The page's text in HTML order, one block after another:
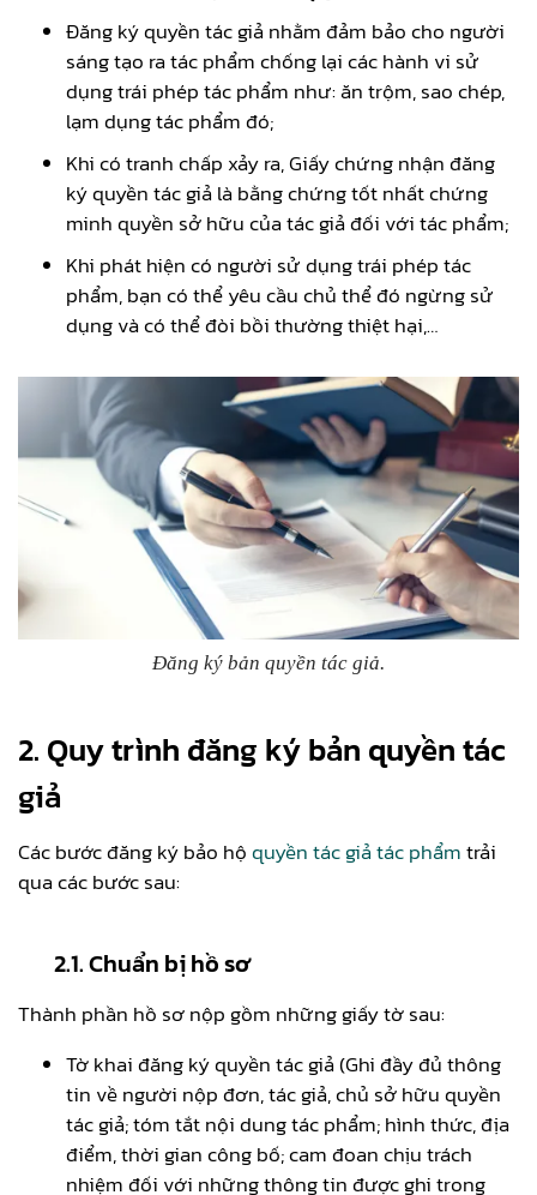
Đăng ký quyền tác giả nhằm đảm bảo cho người
sáng tạo ra tác phẩm chống lại các hành vi sử
dụng trái phép tác phẩm như: ăn trộm, sao chép,
lạm dụng tác phẩm đó;
Khi có tranh chấp xảy ra, Giấy chứng nhận đăng
ký quyền tác giả là bằng chứng tốt nhất chứng
minh quyền sở hữu của tác giả đối với tác phẩm;
Khi phát hiện có người sử dụng trái phép tác
phẩm, bạn có thể yêu cầu chủ thể đó ngừng sử
dụng và có thể đòi bồi thường thiệt hại,…
Đăng ký bản quyền tác giả.
2. Quy trình đăng ký bản quyền tác
giả
Các bước đăng ký bảo hộquyền tác giả tác phẩmtrải
qua các bước sau:
2.1. Chuẩn bị hồ sơ
Thành phần hồ sơ nộp gồm những giấy tờ sau:
Tờ khai đăng ký quyền tác giả (Ghi đầy đủ thông
tin về người nộp đơn, tác giả, chủ sở hữu quyền
tác giả; tóm tắt nội dung tác phẩm; hình thức, địa
điểm, thời gian công bố; cam đoan chịu trách
nhiệm đối với những thông tin được ghi trong